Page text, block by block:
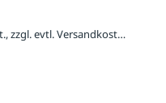
1.123,36 € / Stück inkl. 19 % MwSt., zzgl. evtl. Versandkosten